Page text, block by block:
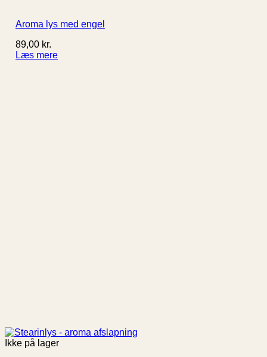
Aroma lys med engel
89,00 kr.
Læs mere
Ikke på lager